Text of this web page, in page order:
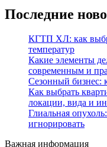
Последние
КГТП ХЛ: как
температур
Какие элементы
современным и
Сезонный бизнес:
Как выбрать
локации, вида и
Глиальная
игнорировать
Важная информация